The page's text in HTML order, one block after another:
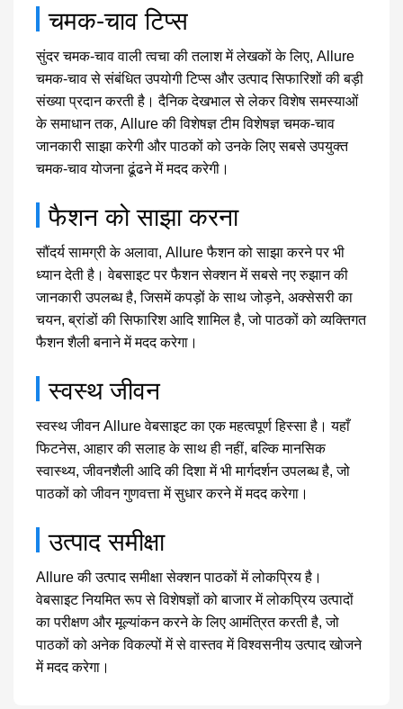
चमक-चाव टिप्स
सुंदर चमक-चाव वाली त्वचा की तलाश में लेखकों के लिए, Allure
चमक-चाव से संबंधित उपयोगी टिप्स और उत्पाद सिफारिशों की बड़ी
संख्या प्रदान करती है। दैनिक देखभाल से लेकर विशेष समस्याओं
के समाधान तक, Allure की विशेषज्ञ टीम विशेषज्ञ चमक-चाव
जानकारी साझा करेगी और पाठकों को उनके लिए सबसे उपयुक्त
चमक-चाव योजना ढूंढने में मदद करेगी।
फैशन को साझा करना
सौंदर्य सामग्री के अलावा, Allure फैशन को साझा करने पर भी
ध्यान देती है। वेबसाइट पर फैशन सेक्शन में सबसे नए रुझान की
जानकारी उपलब्ध है, जिसमें कपड़ों के साथ जोड़ने, अक्सेसरी का
चयन, ब्रांडों की सिफारिश आदि शामिल है, जो पाठकों को व्यक्तिगत
फैशन शैली बनाने में मदद करेगा।
स्वस्थ जीवन
स्वस्थ जीवन Allure वेबसाइट का एक महत्वपूर्ण हिस्सा है। यहाँ
फिटनेस, आहार की सलाह के साथ ही नहीं, बल्कि मानसिक
स्वास्थ्य, जीवनशैली आदि की दिशा में भी मार्गदर्शन उपलब्ध है, जो
पाठकों को जीवन गुणवत्ता में सुधार करने में मदद करेगा।
उत्पाद समीक्षा
Allure की उत्पाद समीक्षा सेक्शन पाठकों में लोकप्रिय है।
वेबसाइट नियमित रूप से विशेषज्ञों को बाजार में लोकप्रिय उत्पादों
का परीक्षण और मूल्यांकन करने के लिए आमंत्रित करती है, जो
पाठकों को अनेक विकल्पों में से वास्तव में विश्वसनीय उत्पाद खोजने
में मदद करेगा।